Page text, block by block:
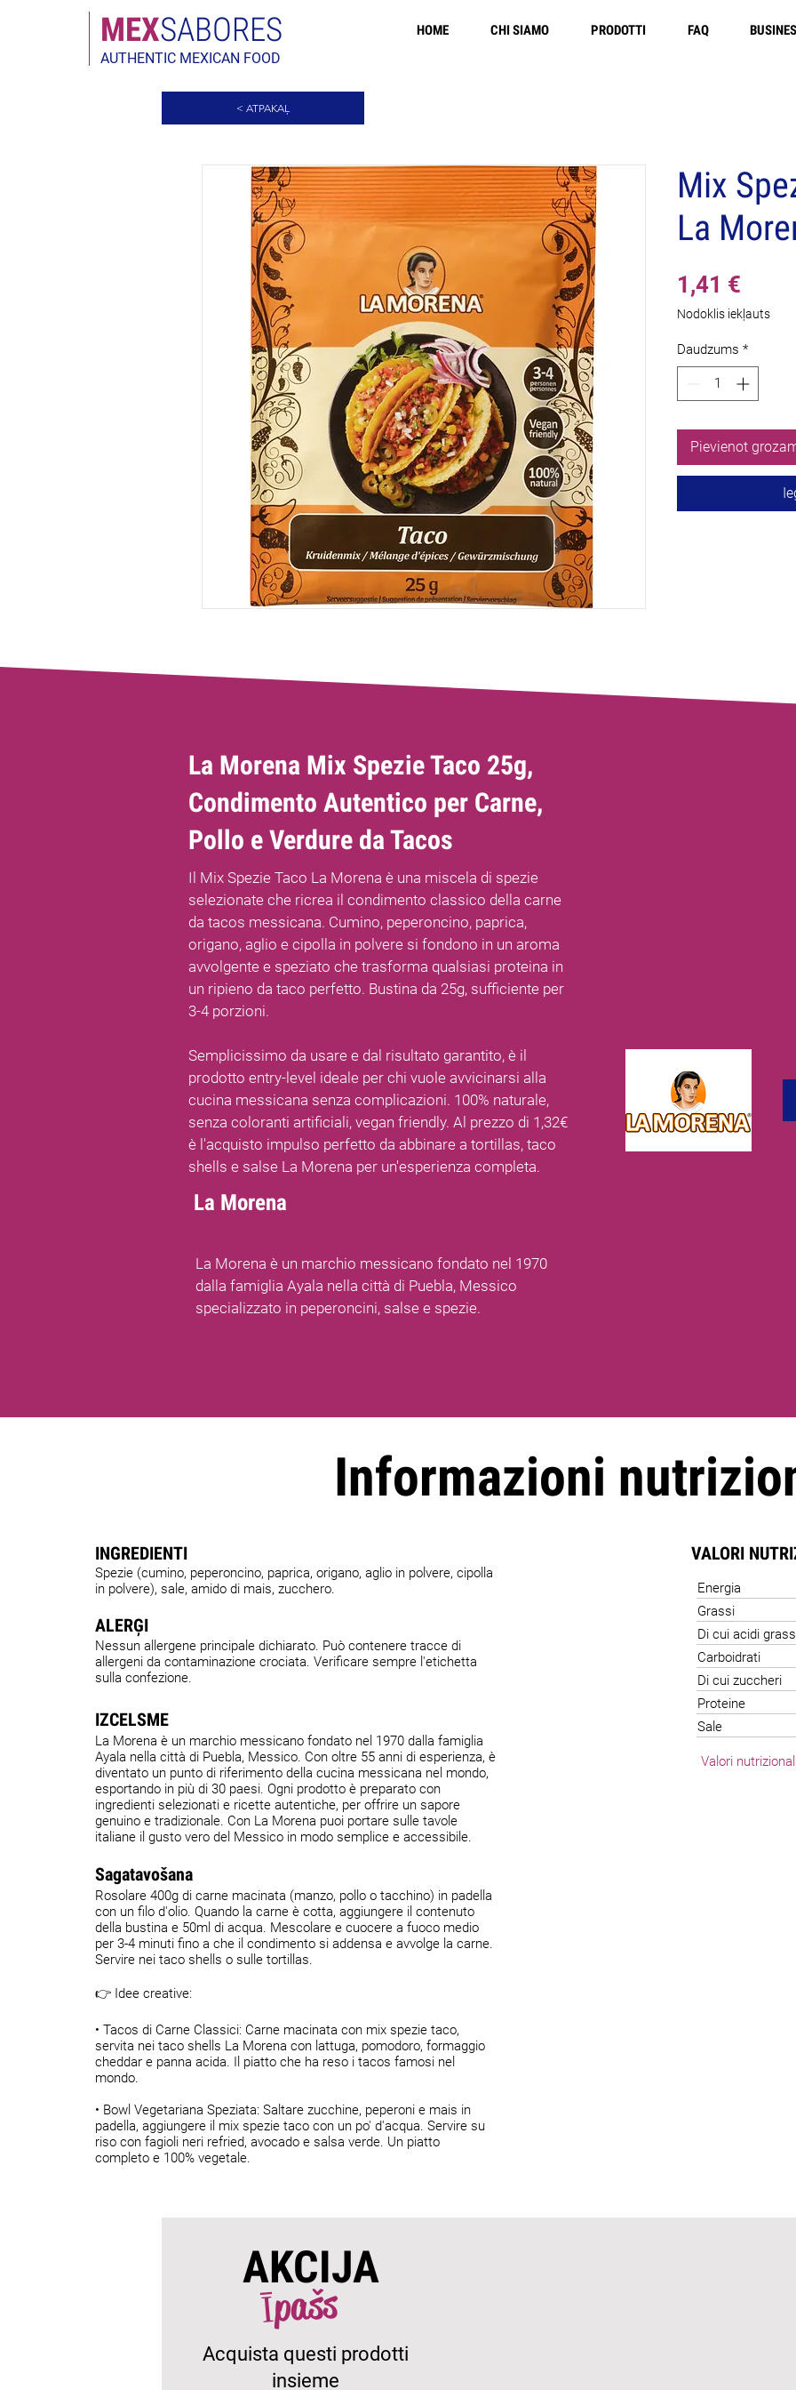
MEXSABORES
AUTHENTIC MEXICAN FOOD
HOME CHI SIAMO PRODOTTI FAQ
< ATPAKAĻ
Mix
La
1,41 €
Nodoklis iekļauts
Daudzums *
Pievienot
La Morena Mix Spezie Taco 25g,
Condimento Autentico per Carne,
Pollo e Verdure da Tacos
Il Mix Spezie Taco La Morena è una miscela di spezie
selezionate che ricrea il condimento classico della carne
da tacos messicana. Cumino, peperoncino, paprica,
origano, aglio e cipolla in polvere si fondono in un aroma
avvolgente e speziato che trasforma qualsiasi proteina in
un ripieno da taco perfetto. Bustina da 25g, sufficiente per
3-4 porzioni.
Semplicissimo da usare e dal risultato garantito, è il
prodotto entry-level ideale per chi vuole avvicinarsi alla
cucina messicana senza complicazioni. 100% naturale,
senza coloranti artificiali, vegan friendly. Al prezzo di 1,32€
è l'acquisto impulso perfetto da abbinare a tortillas, taco
shells e salse La Morena per un'esperienza completa.
La Morena
La Morena è un marchio messicano fondato nel 1970
dalla famiglia Ayala nella città di Puebla, Messico
specializzato in peperoncini, salse e spezie.
Informazioni
INGREDIENTI
Spezie (cumino, peperoncino, paprica, origano, aglio in polvere, cipolla
in polvere), sale, amido di mais, zucchero.
ALERĢI
Nessun allergene principale dichiarato. Può contenere tracce di
allergeni da contaminazione crociata. Verificare sempre l'etichetta
sulla confezione.
IZCELSME
La Morena è un marchio messicano fondato nel 1970 dalla famiglia
Ayala nella città di Puebla, Messico. Con oltre 55 anni di esperienza, è
diventato un punto di riferimento della cucina messicana nel mondo,
esportando in più di 30 paesi. Ogni prodotto è preparato con
ingredienti selezionati e ricette autentiche, per offrire un sapore
genuino e tradizionale. Con La Morena puoi portare sulle tavole
italiane il gusto vero del Messico in modo semplice e accessibile.
Sagatavošana
Rosolare 400g di carne macinata (manzo, pollo o tacchino) in padella
con un filo d'olio. Quando la carne è cotta, aggiungere il contenuto
della bustina e 50ml di acqua. Mescolare e cuocere a fuoco medio
per 3-4 minuti fino a che il condimento si addensa e avvolge la carne.
Servire nei taco shells o sulle tortillas.
👉 Idee creative:
• Tacos di Carne Classici: Carne macinata con mix spezie taco,
servita nei taco shells La Morena con lattuga, pomodoro, formaggio
cheddar e panna acida. Il piatto che ha reso i tacos famosi nel
mondo.
• Bowl Vegetariana Speziata: Saltare zucchine, peperoni e mais in
padella, aggiungere il mix spezie taco con un po' d'acqua. Servire su
riso con fagioli neri refried, avocado e salsa verde. Un piatto
completo e 100% vegetale.
VALORI
Energia
Grassi
Di cui acidi
Carboidrati
Di cui zuccheri
Proteine
Sale
Valori
AKCIJA
Īpašs
Acquista questi prodotti
insieme